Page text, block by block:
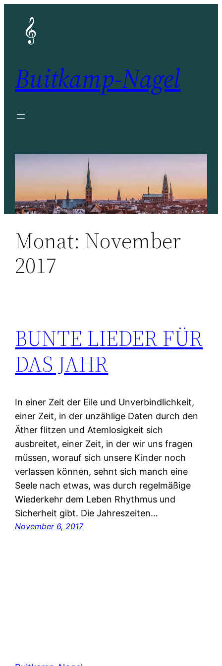
springen
Buitkamp-Nagel
Monat: November
2017
BUNTE LIEDER FÜR
DAS JAHR
In einer Zeit der Eile und Unverbindlichkeit,
einer Zeit, in der unzählige Daten durch den
Äther flitzen und Atemlosigkeit sich
ausbreitet, einer Zeit, in der wir uns fragen
müssen, worauf sich unsere Kinder noch
verlassen können, sehnt sich manch eine
Seele nach etwas, was durch regelmäßige
Wiederkehr dem Leben Rhythmus und
Sicherheit gibt. Die Jahreszeiten…
November 6, 2017